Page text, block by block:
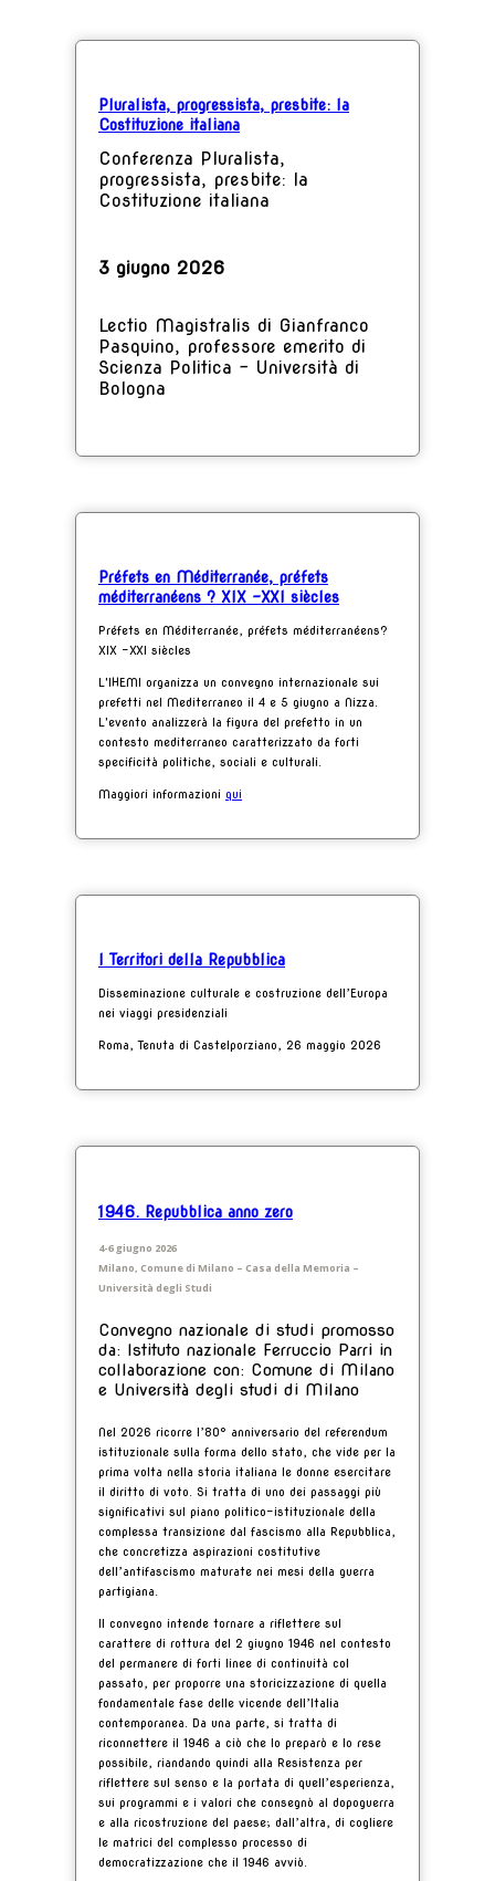
Pluralista, progressista, presbite: la
Costituzione italiana
Conferenza Pluralista,
progressista, presbite: la
Costituzione italiana
3 giugno 2026
Lectio Magistralis di Gianfranco
Pasquino, professore emerito di
Scienza Politica - Università di
Bologna
Préfets en Méditerranée, préfets
méditerranéens ? XIX –XXI siècles
Préfets en Méditerranée, préfets méditerranéens?
XIX –XXI siècles
L'IHEMI organizza un convegno internazionale sui
prefetti nel Mediterraneo il 4 e 5 giugno a Nizza.
L'evento analizzerà la figura del prefetto in un
contesto mediterraneo caratterizzato da forti
specificità politiche, sociali e culturali.
Maggiori informazioni qui
I Territori della Repubblica
Disseminazione culturale e costruzione dell’Europa
nei viaggi presidenziali
Roma, Tenuta di Castelporziano, 26 maggio 2026
1946. Repubblica anno zero
4-6 giugno 2026
Milano, Comune di Milano – Casa della Memoria –
Università degli Studi
Convegno nazionale di studi promosso
da: Istituto nazionale Ferruccio Parri in
collaborazione con: Comune di Milano
e Università degli studi di Milano
Nel 2026 ricorre l’80° anniversario del referendum
istituzionale sulla forma dello stato, che vide per la
prima volta nella storia italiana le donne esercitare
il diritto di voto. Si tratta di uno dei passaggi più
significativi sul piano politico-istituzionale della
complessa transizione dal fascismo alla Repubblica,
che concretizza aspirazioni costitutive
dell’antifascismo maturate nei mesi della guerra
partigiana.
Il convegno intende tornare a riflettere sul
carattere di rottura del 2 giugno 1946 nel contesto
del permanere di forti linee di continuità col
passato, per proporre una storicizzazione di quella
fondamentale fase delle vicende dell’Italia
contemporanea. Da una parte, si tratta di
riconnettere il 1946 a ciò che lo preparò e lo rese
possibile, riandando quindi alla Resistenza per
riflettere sul senso e la portata di quell’esperienza,
sui programmi e i valori che consegnò al dopoguerra
e alla ricostruzione del paese; dall’altra, di cogliere
le matrici del complesso processo di
democratizzazione che il 1946 avviò.